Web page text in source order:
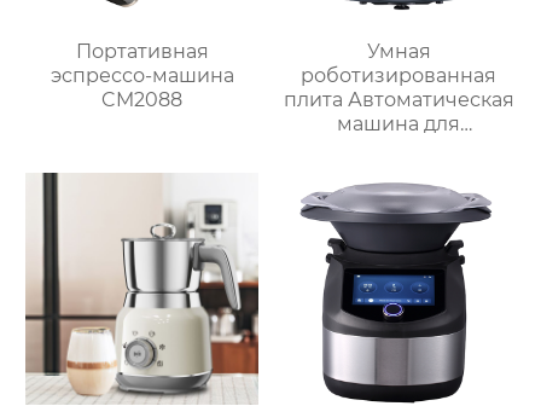
Портативная
эспрессо-машина
CM2088
Умная
роботизированная
плита Автоматическая
машина для
Робот для
приготовления пищи
для дома